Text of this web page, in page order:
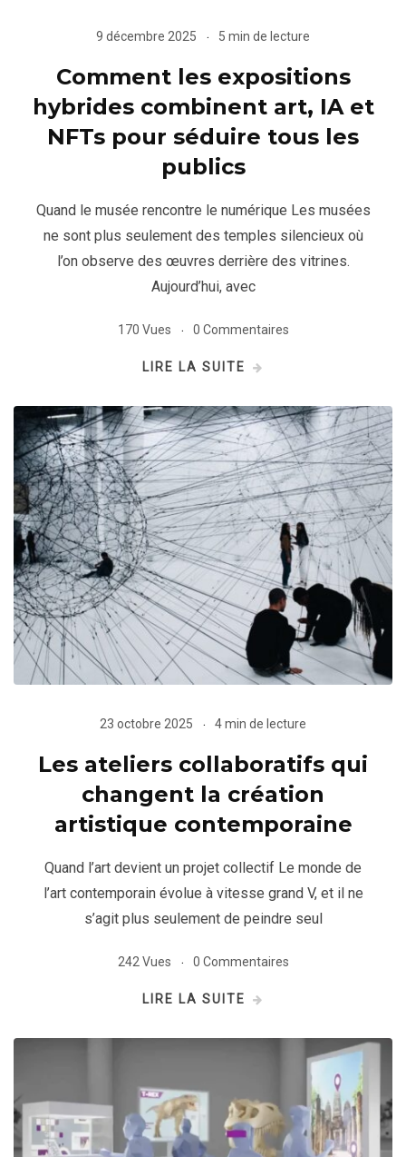
9 décembre 2025 5 min de lecture
Comment les expositions
hybrides combinent art, IA et
NFTs pour séduire tous les
publics
Quand le musée rencontre le numérique Les musées
ne sont plus seulement des temples silencieux où
l’on observe des œuvres derrière des vitrines.
Aujourd’hui, avec
170 Vues 0 Commentaires
LIRE LA SUITE
23 octobre 2025 4 min de lecture
Les ateliers collaboratifs qui
changent la création
artistique contemporaine
Quand l’art devient un projet collectif Le monde de
l’art contemporain évolue à vitesse grand V, et il ne
s’agit plus seulement de peindre seul
242 Vues 0 Commentaires
LIRE LA SUITE